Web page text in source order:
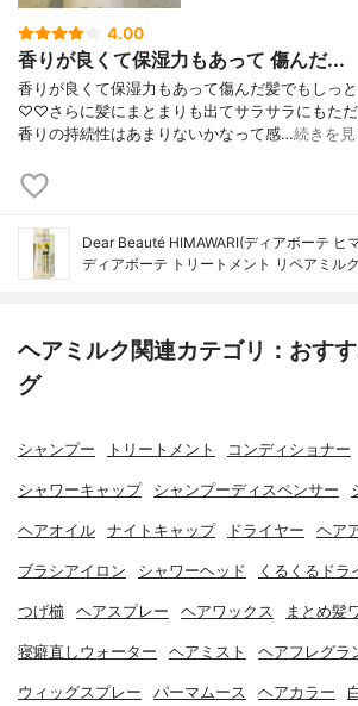
4.00
香りが良くて保湿力もあって 傷んだ...
香りが良くて保湿力もあって傷んだ髪でもしっ
♡♡さらに髪にまとまりも出てサラサラにもただ
香りの持続性はあまりないかなって感…続きを見
Dear Beauté HIMAWARI(ディアボーテ ヒ
ディアボーテ トリートメント リペアミルク
ヘアミルク関連カテゴリ：おす
グ
シャンプー トリートメント コンディショナー
シャワーキャップ シャンプーディスペンサー
ヘアオイル ナイトキャップ ドライヤー ヘア
ブラシアイロン シャワーヘッド くるくるドラ
つげ櫛 ヘアスプレー ヘアワックス まとめ髪
寝癖直しウォーター ヘアミスト ヘアフレグラ
ウィッグスプレー パーマムース ヘアカラー